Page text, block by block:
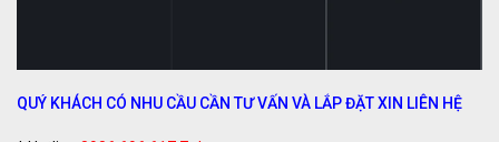
QUÝ KHÁCH CÓ NHU CẦU CẦN TƯ VẤN VÀ LẮP ĐẶT XIN LIÊN HỆ